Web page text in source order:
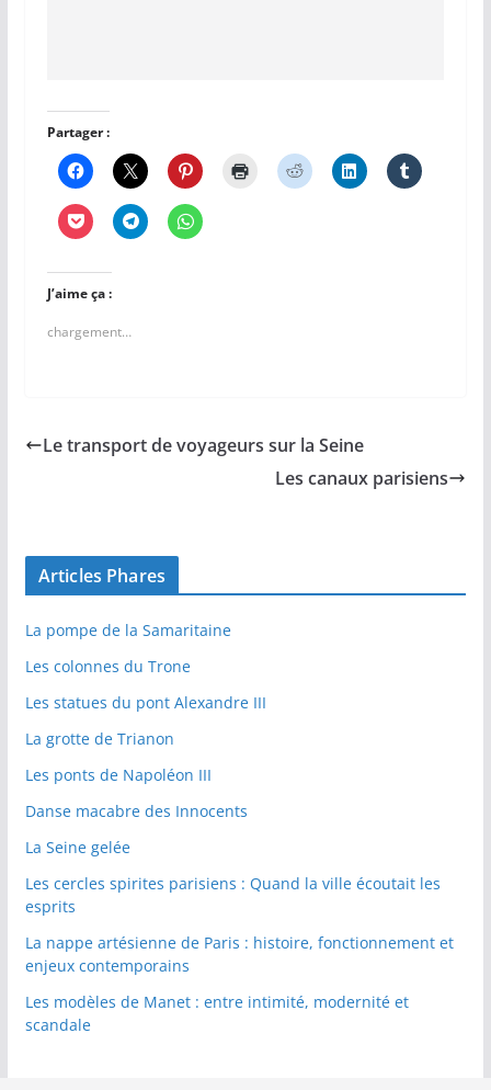
Partager :
J’aime ça :
chargement…
Le transport de voyageurs sur la Seine
Les canaux parisiens
Articles Phares
La pompe de la Samaritaine
Les colonnes du Trone
Les statues du pont Alexandre III
La grotte de Trianon
Les ponts de Napoléon III
Danse macabre des Innocents
La Seine gelée
Les cercles spirites parisiens : Quand la ville écoutait les
esprits
La nappe artésienne de Paris : histoire, fonctionnement et
enjeux contemporains
Les modèles de Manet : entre intimité, modernité et
scandale